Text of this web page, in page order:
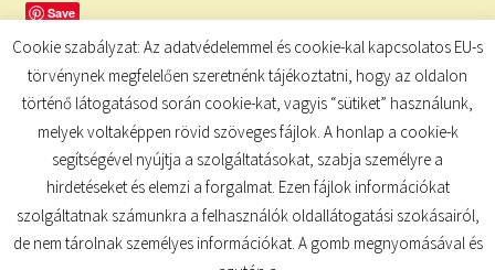
Save
© TUDATKULCS 2026
Cookie szabályzat: Az adatvédelemmel és cookie-kal kapcsolatos EU-s
törvénynek megfelelően szeretnénk tájékoztatni, hogy az oldalon
történő látogatásod során cookie-kat, vagyis “sütiket” használunk,
melyek voltaképpen rövid szöveges fájlok. A honlap a cookie-k
segítségével nyújtja a szolgáltatásokat, szabja személyre a
hirdetéseket és elemzi a forgalmat. Ezen fájlok információkat
szolgáltatnak számunkra a felhasználók oldallátogatási szokásairól,
de nem tárolnak személyes információkat. A gomb megnyomásával és